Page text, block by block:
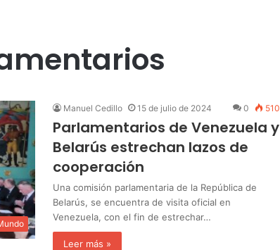
Manuel Cedillo 15 de julio de 2024 0 510
Parlamentarios de Venezuela y
Belarús estrechan lazos de
cooperación
Una comisión parlamentaria de la República de
Belarús, se encuentra de visita oficial en
Venezuela, con el fin de estrechar…
Leer más »